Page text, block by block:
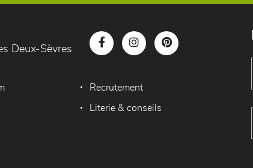
Deux-Sèvres
Recrutement
Literie & conseils